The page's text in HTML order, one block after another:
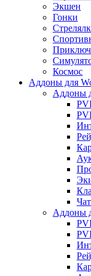
Экшен
Гонки
Космос
Аддоны для
Аддоны
Аддоны